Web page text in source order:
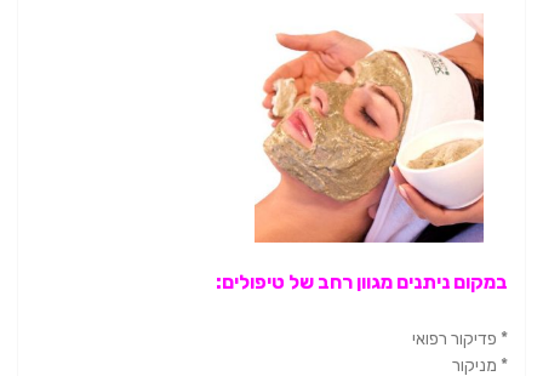
במקום ניתנים מגוון רחב של טיפולים:
* פדיקור רפואי
* מניקור